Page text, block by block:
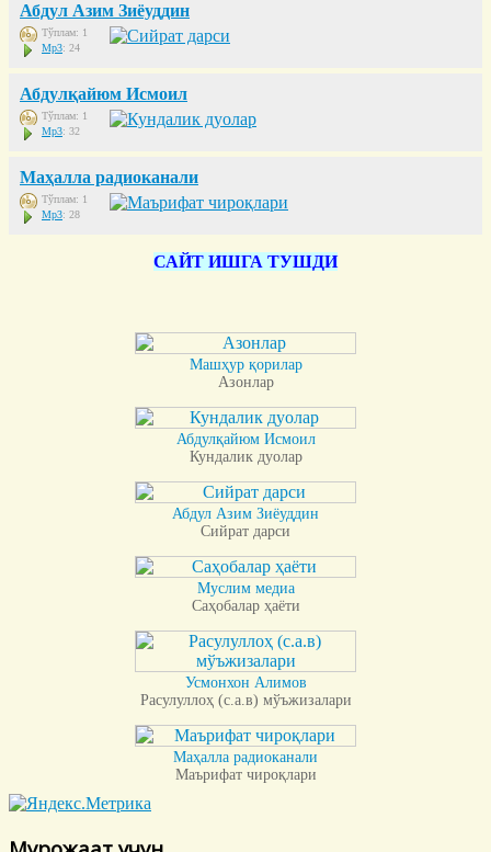
Абдул Азим Зиёуддин
Тўплам: 1
Mp3: 24
Абдулқайюм Исмоил
Тўплам: 1
Mp3: 32
Маҳалла радиоканали
Тўплам: 1
Mp3: 28
САЙТ ИШГА ТУШДИ
Машҳур қорилар
Азонлар
Абдулқайюм Исмоил
Кундалик дуолар
Абдул Азим Зиёуддин
Сийрат дарси
Муслим медиа
Саҳобалар ҳаёти
Усмонхон Алимов
Расулуллоҳ (с.а.в) мўъжизалари
Маҳалла радиоканали
Маърифат чироқлари